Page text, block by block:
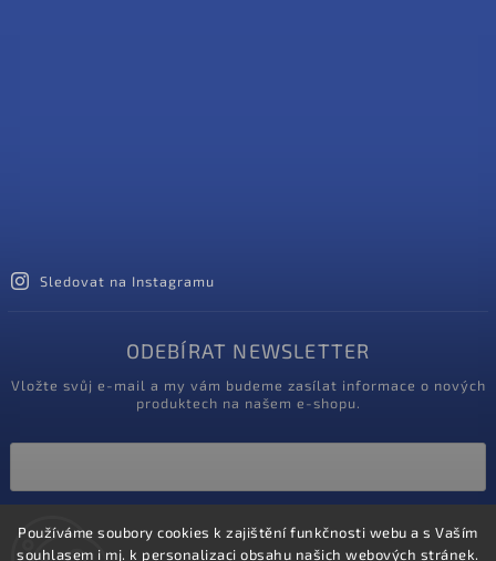
Používáme soubory cookies k zajištění funkčnosti webu a s Vaším
souhlasem i mj. k personalizaci obsahu našich webových stránek.
Sledovat na Instagramu
ODEBÍRAT NEWSLETTER
Vložte svůj e-mail a my vám budeme zasílat informace o nových
produktech na našem e-shopu.
podmínkami ochrany osobních údajů